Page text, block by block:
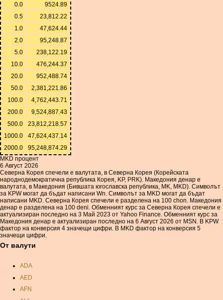
0.0
9524.89
0.5
23,812.22
1.0
47,624.44
2.0
95,248.87
5.0
238,122.19
10.0
476,244.37
20.0
952,488.74
50.0
2,381,221.86
100.0
4,762,443.71
200.0
9,524,887.43
500.0
23,812,218.57
1000.0
47,624,437.14
2000.0
95,248,874.29
MKD процент
6 Август 2026
Северна Корея спечели е валутата, в Северна Корея (Корейската
народнодемократична република Корея, KP, PRK). Македония денар е
валутата, в Македония (Бившата югославска република, MK, MKD). Символът
за KPW могат да бъдат написани Wn. Символът за MKD могат да бъдат
написани MKD. Северна Корея спечели е разделена на 100 chon. Македония
денар е разделена на 100 deni. Обменният курс за Северна Корея спечели е
актуализиран последно на 3 Май 2023 от Yahoo Finance. Обменният курс за
Македония денар е актуализиран последно на 6 Август 2026 от MSN. В KPW
фактор на конверсия 4 значещи цифри. В MKD фактор на конверсия 5
значещи цифри.
От валути
ADA
AED
AFN